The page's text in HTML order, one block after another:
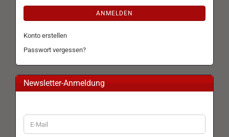
ANMELDEN
Konto erstellen
Passwort vergessen?
Newsletter-Anmeldung
WEITER
ZUR
E-
Mail